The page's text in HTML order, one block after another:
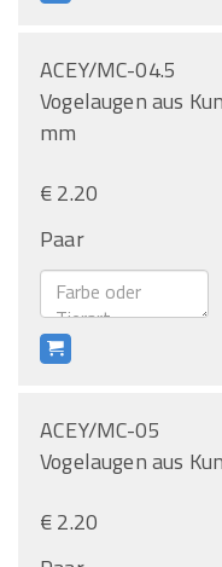
ACEY/MC-04.5
Vogelaugen aus
mm
€ 2.20
Paar
ACEY/MC-05
Vogelaugen aus
€ 2.20